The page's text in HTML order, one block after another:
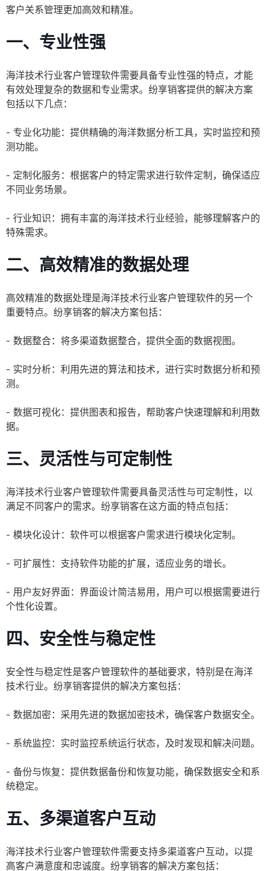
客户关系管理更加高效和精准。
一、专业性强
海洋技术行业客户管理软件需要具备专业性强的特点，才能
有效处理复杂的数据和专业需求。纷享销客提供的解决方案
包括以下几点：
- 专业化功能：提供精确的海洋数据分析工具，实时监控和预
测功能。
- 定制化服务：根据客户的特定需求进行软件定制，确保适应
不同业务场景。
- 行业知识：拥有丰富的海洋技术行业经验，能够理解客户的
特殊需求。
二、高效精准的数据处理
高效精准的数据处理是海洋技术行业客户管理软件的另一个
重要特点。纷享销客的解决方案包括：
- 数据整合：将多渠道数据整合，提供全面的数据视图。
- 实时分析：利用先进的算法和技术，进行实时数据分析和预
测。
- 数据可视化：提供图表和报告，帮助客户快速理解和利用数
据。
三、灵活性与可定制性
海洋技术行业客户管理软件需要具备灵活性与可定制性，以
满足不同客户的需求。纷享销客在这方面的特点包括：
- 模块化设计：软件可以根据客户需求进行模块化定制。
- 可扩展性：支持软件功能的扩展，适应业务的增长。
- 用户友好界面：界面设计简洁易用，用户可以根据需要进行
个性化设置。
四、安全性与稳定性
安全性与稳定性是客户管理软件的基础要求，特别是在海洋
技术行业。纷享销客提供的解决方案包括：
- 数据加密：采用先进的数据加密技术，确保客户数据安全。
- 系统监控：实时监控系统运行状态，及时发现和解决问题。
- 备份与恢复：提供数据备份和恢复功能，确保数据安全和系
统稳定。
五、多渠道客户互动
海洋技术行业客户管理软件需要支持多渠道客户互动，以提
高客户满意度和忠诚度。纷享销客的解决方案包括：